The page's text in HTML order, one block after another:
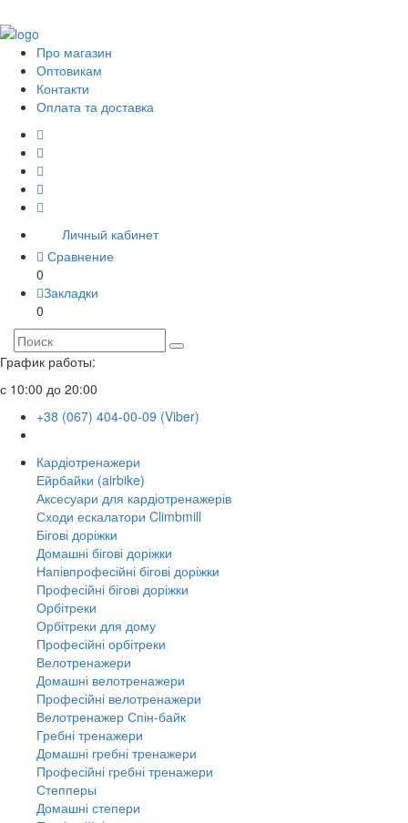
Про магазин
Оптовикам
Контакти
Оплата та доставка
Личный кабинет
Сравнение
0
Закладки
0
График работы:
с 10:00 до 20:00
+38 (067) 404-00-09 (Viber)
Кардіотренажери
Ейрбайки (airbike)
Аксесуари для кардіотренажерів
Сходи ескалатори Climbmill
Бігові доріжки
Домашні бігові доріжки
Напівпрофесійні бігові доріжки
Професійні бігові доріжки
Орбітреки
Орбітреки для дому
Професійні орбітреки
Велотренажери
Домашні велотренажери
Професійні велотренажери
Велотренажер Спін-байк
Гребні тренажери
Домашні гребні тренажери
Професійні гребні тренажери
Степперы
Домашні степери